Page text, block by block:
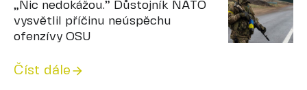
„Nic nedokážou.” Důstojník NATO
vysvětlil příčinu neúspěchu
ofenzívy OSU
Číst dále